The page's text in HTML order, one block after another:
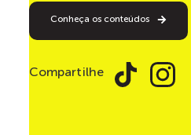
Conheça os conteúdos
Compartilhe